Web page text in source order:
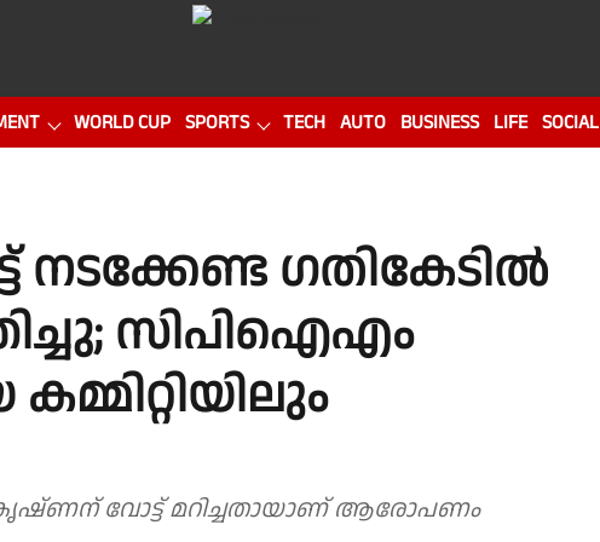
WORLD CUP SPORTS TECH AUTO BUSINESS LIFE SOCIAL
നടക്കേണ്ട ഗതികേടിൽ
സിപിഐഎം
വോട്ട് മറിച്ചതായാണ് ആരോപണം